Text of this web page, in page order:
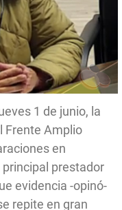
1 de junio, la
Frente Amplio
en
prestador
evidencia -opinó-
repite en gran